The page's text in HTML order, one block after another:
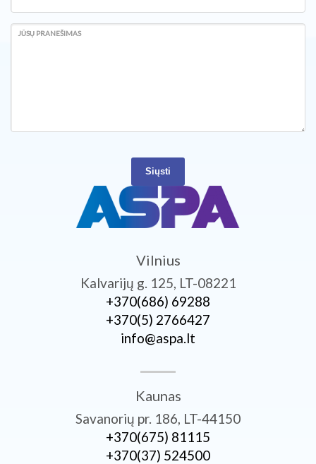
JŪSŲ PRANEŠIMAS
Siųsti
Vilnius
Kalvarijų g. 125, LT-08221
+370­(686) 69288
+370­(5) 2766427
info@aspa.lt
Kaunas
Savanorių pr. 186, LT-44150
+370­(675) 81115
+370­(37) 524500